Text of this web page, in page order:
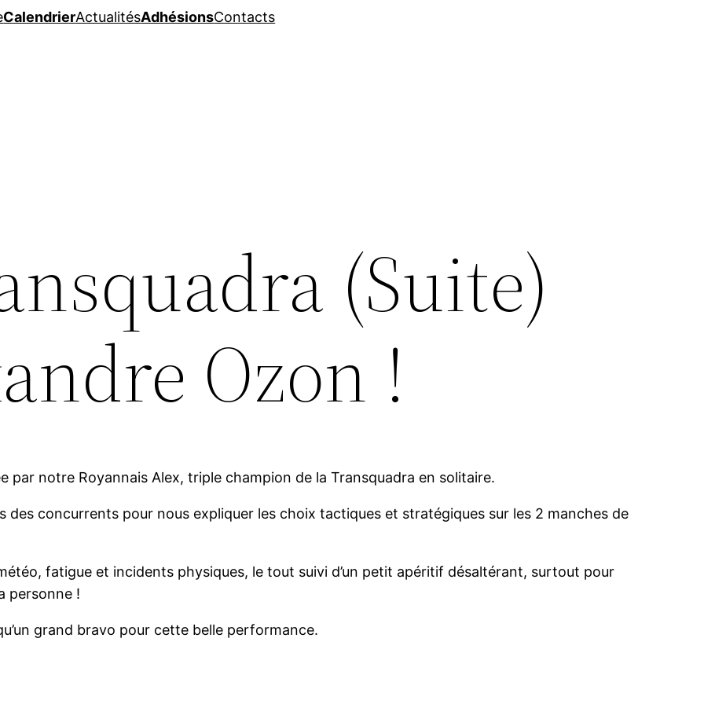
CalendrierActualitésAdhésionsContacts
(Suite)
Ozon !
par notre Royannais Alex, triple champion de la Transquadra en solitaire.
des concurrents pour nous expliquer les choix tactiques et stratégiques sur les 2 manches de
fatigue et incidents physiques, le tout suivi d’un petit apéritif désaltérant, surtout pour
personne !
grand bravo pour cette belle performance.